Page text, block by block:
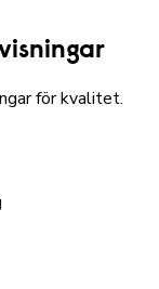
för kvalitet.